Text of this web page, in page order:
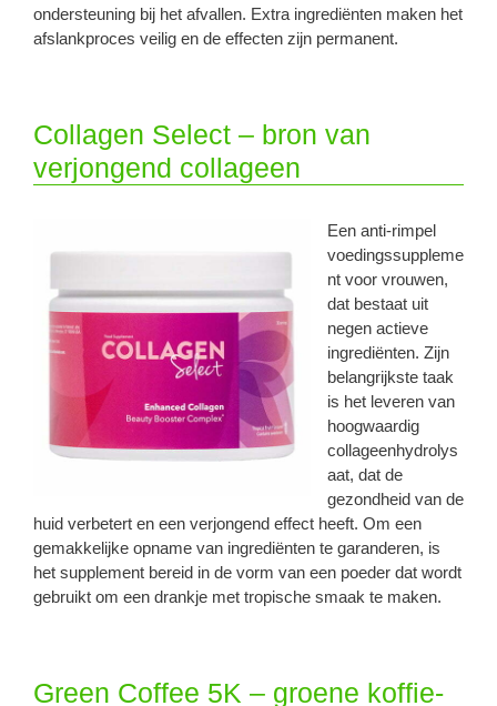
ondersteuning bij het afvallen. Extra ingrediënten maken het
afslankproces veilig en de effecten zijn permanent.
Collagen Select – bron van
verjongend collageen
Een anti-rimpel
voedingssuppleme
nt voor vrouwen,
dat bestaat uit
negen actieve
ingrediënten. Zijn
belangrijkste taak
is het leveren van
hoogwaardig
collageenhydrolys
aat, dat de
gezondheid van de
huid verbetert en een verjongend effect heeft. Om een ​​
gemakkelijke opname van ingrediënten te garanderen, is
het supplement bereid in de vorm van een poeder dat wordt
gebruikt om een ​​drankje met tropische smaak te maken.
Green Coffee 5K – groene koffie-